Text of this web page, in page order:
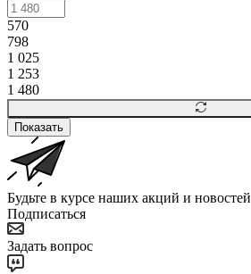
570
798
1 025
1 253
1 480
Показать
Будьте в курсе наших акций и новостей
Подписаться
Задать вопрос